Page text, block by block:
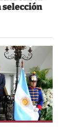
selección